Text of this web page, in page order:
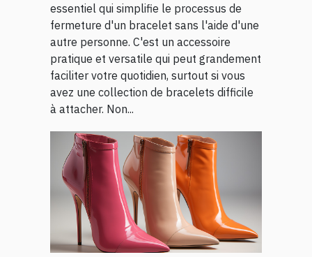
essentiel qui simplifie le processus de
fermeture d'un bracelet sans l'aide d'une
autre personne. C'est un accessoire
pratique et versatile qui peut grandement
faciliter votre quotidien, surtout si vous
avez une collection de bracelets difficile
à attacher. Non...